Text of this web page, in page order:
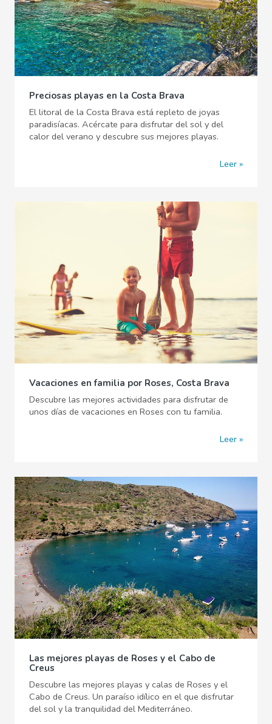
Preciosas playas en la Costa Brava
El litoral de la Costa Brava está repleto de joyas
paradisíacas. Acércate para disfrutar del sol y del
calor del verano y descubre sus mejores playas.
Leer
Vacaciones en familia por Roses, Costa Brava
Descubre las mejores actividades para disfrutar de
unos días de vacaciones en Roses con tu familia.
Leer
Las mejores playas de Roses y el Cabo de
Creus
Descubre las mejores playas y calas de Roses y el
Cabo de Creus. Un paraíso idílico en el que disfrutar
del sol y la tranquilidad del Mediterráneo.